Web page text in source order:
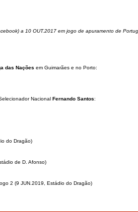
a 10 OUT.2017 em jogo de apuramento de
das Nações em Guimarães e no Porto:
Nacional Fernando Santos:
do Dragão)
de D. Afonso)
2 (9 JUN.2019, Estádio do Dragão)